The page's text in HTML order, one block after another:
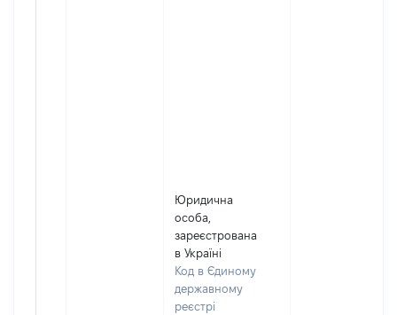
Юридична
особа,
зареєстрована
в Україні
Код в Єдиному
державному
реєстрі